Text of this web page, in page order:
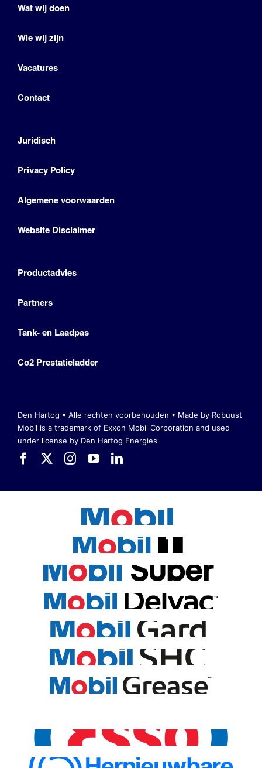
Wat wij doen
Wie wij zijn
Vacatures
Contact
Juridisch
Privacy Policy
Algemene voorwaarden
Website Disclaimer
Productadvies
Partners
Tank- en Laadpas
Co2 Prestatieladder
Den Hartog • Alle rechten voorbehouden • Made by Robuust
Mobil is a trademark of Exxon Mobil Corporation and used
under license by Den Hartog Energies